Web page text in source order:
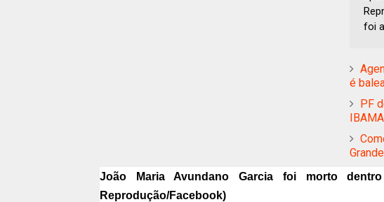
foi
é
PF
João Maria Avundano Garcia foi morto
Reprodução/Facebook)